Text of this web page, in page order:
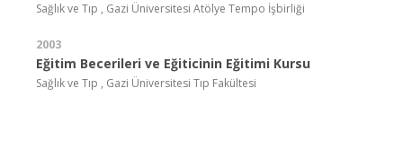
Sağlık ve Tıp , Gazi Üniversitesi Atölye Tempo İşbirliği
2003
Eğitim Becerileri ve Eğiticinin Eğitimi Kursu
Sağlık ve Tıp , Gazi Üniversitesi Tıp Fakültesi